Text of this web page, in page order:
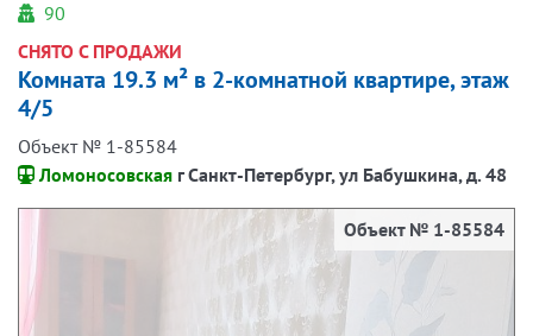
90
СНЯТО С ПРОДАЖИ
Комната 19.3 м² в 2-комнатной квартире, этаж
4/5
Объект № 1-85584
Ломоносовская г Санкт-Петербург, ул Бабушкина, д. 48
Объект № 1-85584